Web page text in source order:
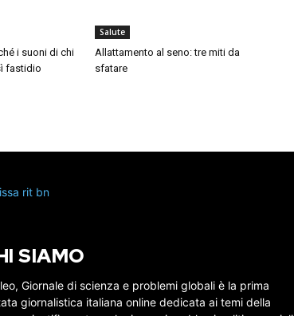
i suoni di chi
fastidio
Salute
Allattamento al seno: tre miti da
sfatare
SIAMO
Giornale di scienza e problemi globali è la prima
giornalistica italiana online dedicata ai temi della